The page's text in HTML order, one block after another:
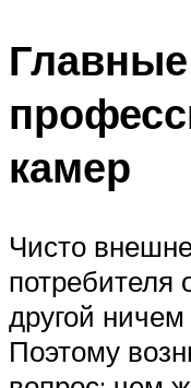
камер
Чисто
потребителя
другой ничем
Поэтому